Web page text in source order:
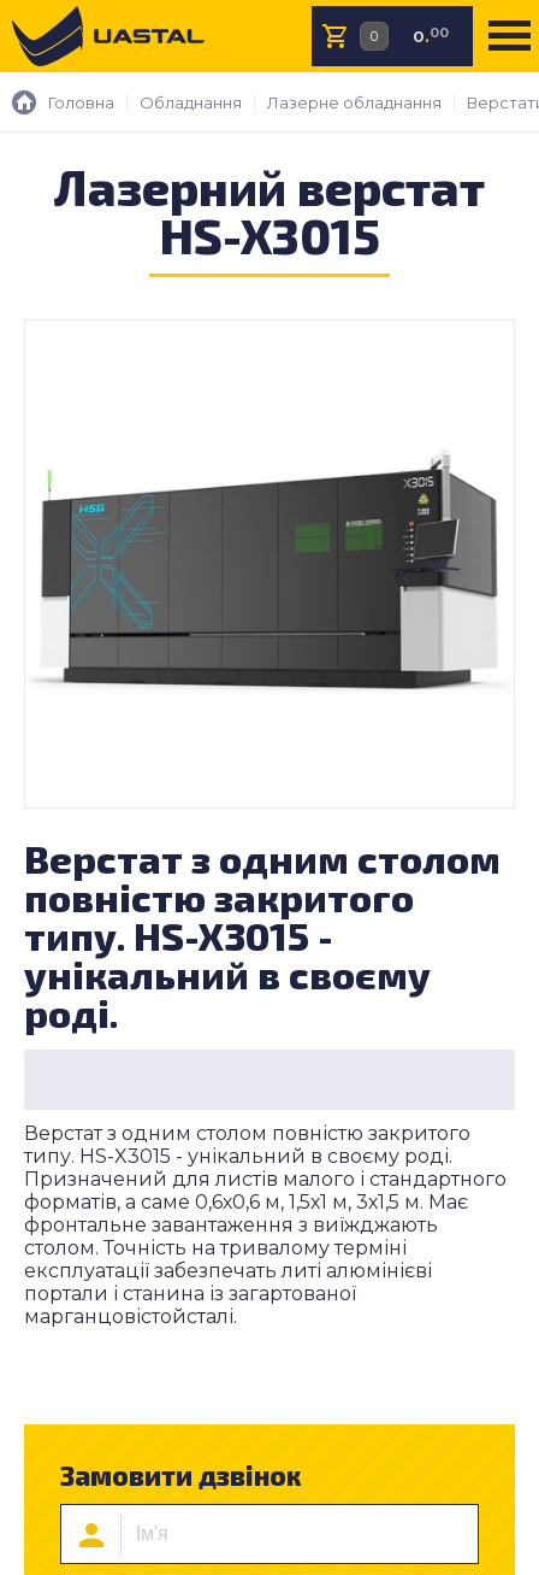
0.00
Головна Обладнання Лазерне обладнання
Лазерний верстат
HS-X3015
Верстат з одним столом
повністю закритого
типу. HS-X3015 -
унікальний в своєму
роді.
Верстат з одним столом повністю закритого
типу. HS-X3015 - унікальний в своєму роді.
Призначений для листів малого і стандартного
форматів, а саме 0,6х0,6 м, 1,5х1 м, 3х1,5 м. Має
фронтальне завантаження з виїжджають
столом. Точність на тривалому терміні
експлуатації забезпечать литі алюмінієві
портали і станина із загартованої
марганцовістойсталі.
Замовити дзвінок